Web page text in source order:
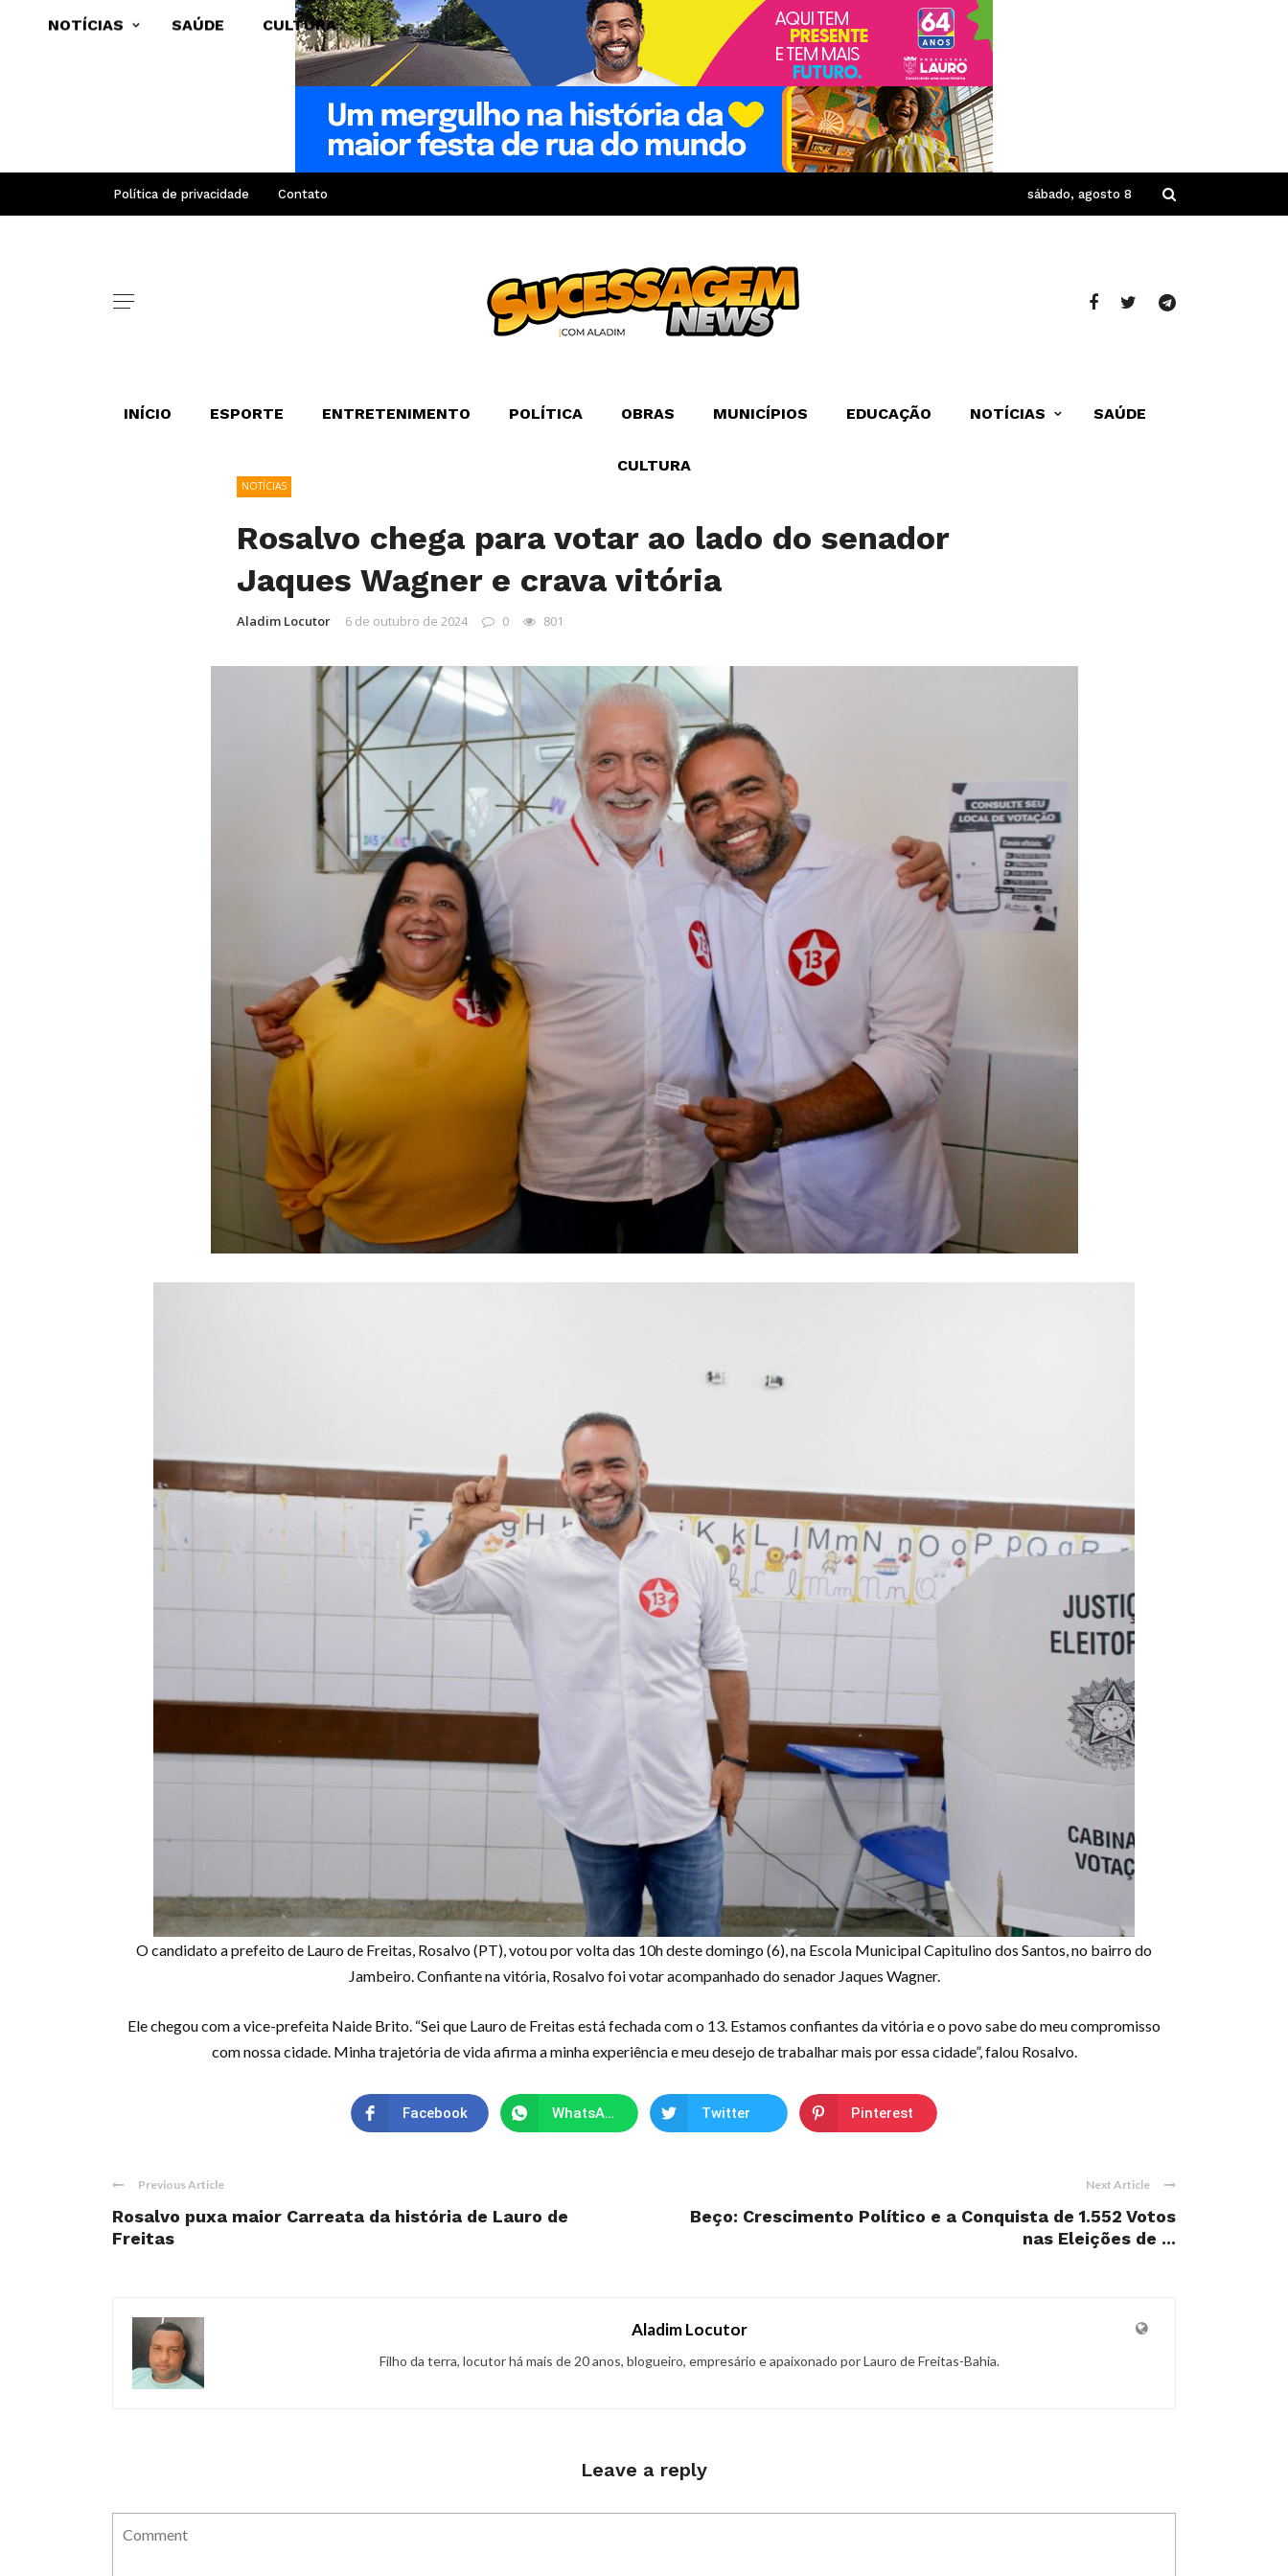
Política de privacidade Contato sábado, agosto 8
INÍCIO ESPORTE ENTRETENIMENTO POLÍTICA OBRAS MUNICÍPIOS EDUCAÇÃO NOTÍCIAS SAÚDE
CULTURA
NOTÍCIAS SAÚDE CULTURA
NOTÍCIAS
Rosalvo chega para votar ao lado do senador
Jaques Wagner e crava vitória
Aladim Locutor 6 de outubro de 2024 0 801
O candidato a prefeito de Lauro de Freitas, Rosalvo (PT), votou por volta das 10h deste domingo (6), na Escola Municipal Capitulino dos Santos, no bairro do
Jambeiro. Confiante na vitória, Rosalvo foi votar acompanhado do senador Jaques Wagner.
Ele chegou com a vice-prefeita Naide Brito. “Sei que Lauro de Freitas está fechada com o 13. Estamos confiantes da vitória e o povo sabe do meu compromisso
com nossa cidade. Minha trajetória de vida afirma a minha experiência e meu desejo de trabalhar mais por essa cidade”, falou Rosalvo.
Facebook WhatsApp Twitter Pinterest
Previous Article
Rosalvo puxa maior Carreata da história de Lauro de
Freitas
Next Article
Beço: Crescimento Político e a Conquista de 1.552 Votos
nas Eleições de ...
Aladim Locutor
Filho da terra, locutor há mais de 20 anos, blogueiro, empresário e apaixonado por Lauro de Freitas-Bahia.
Leave a reply